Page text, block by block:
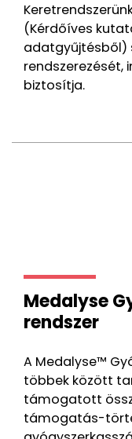
(Kérdőíves
adatgyűjtésből)
biztosítja.
Medalyse
rendszer
A Medalyse™
többek között
támogatott
támogatás-